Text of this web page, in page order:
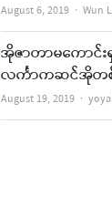
August 6, 2019 Wun
အိုဇာတာမကောင်
လင်္ကာကဆင်အိုတ
August 19, 2019